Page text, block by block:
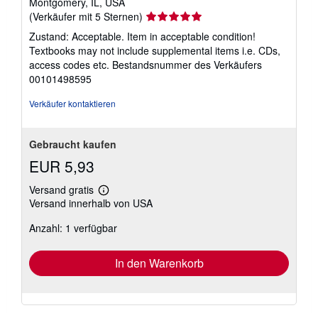
(Verkäufer mit 5 Sternen) Verkäuferbewertung
5
von
5
Sternen
Zustand: Acceptable. Item in acceptable condition!
Textbooks may not include supplemental items i.e. CDs,
access codes etc. Bestandsnummer des Verkäufers
00101498595
Verkäufer kontaktieren
Gebraucht kaufen
EUR 5,93
Versand gratis
Weitere
Informationen
Versandkosten
Versand innerhalb von USA
Anzahl: 1 verfügbar
In den Warenkorb